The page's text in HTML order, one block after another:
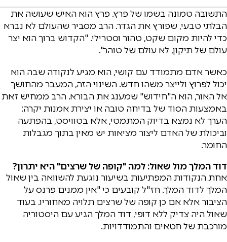
התשובה טמונה בשמו של פרץ. פרץ הוא האיש שעושה את
הבלתי טבעי, שפורץ את הגדר. הרב מסביר שהעולם לא נברא
כדי להיות מקום שקט, טהור וסטרילי. "הקדוש ברוך הוא יצר
עולם של תיקון, לא עולם של טוהר".
כאשר אדם מתמודד עם קושי, הוא מגיע לנקודה שבה הוא
יכול לפרוץ ולייצר משהו חדש. השינוי הזה, המעבר מהחושך
אל האור, הוא ה"חידוש" שמענג את הבורא. הרב ממחיש זאת
באמצעות הסוד של בדיחה טובה או יצירת אמנות יקרה:
הערך לא נמצא בדיוק המתמטי, אלא בטוויסט, בהפתעה
וביכולת של האדם ליצור מציאות יש מאין בתוך מגבלות
החומר.
דוד המלך מול שאול: למה "קופה של שרצים" היא יתרון?
אחת הנקודות המפתיעות בשיעור נוגעת להשוואה בין שאול
המלך לדוד המלך. חז"ל קובעים כי "אין ממנים פרנס על
הציבור אלא אם כן קופה של שרצים תלויה מאחוריו. בעוד
שאול היה צדיק ללא דופי, דוד המלך הגיע עם היסטוריה
מורכבת של חטאים והתמודדויות.